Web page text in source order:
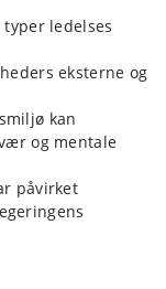
ledelses
eksterne og
kan
og mentale
påvirket